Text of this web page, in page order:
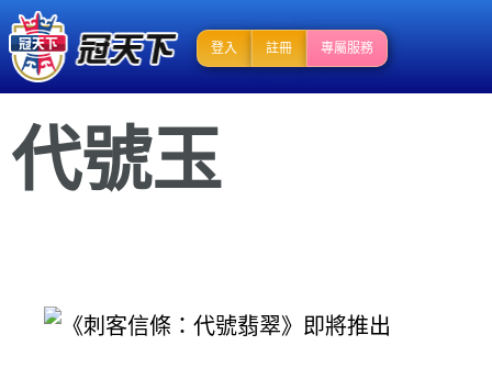
登入 註冊 專屬服務
代號玉